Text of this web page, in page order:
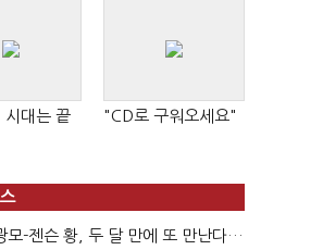
시대는 끝
"CD로 구워오세요"
모-젠슨 황, 두 달 만에 또 만난다…